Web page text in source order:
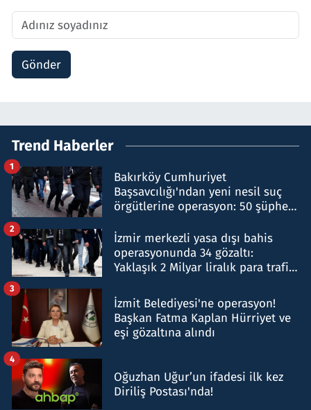
Gönder
Trend Haberler
Bakırköy Cumhuriyet
Başsavcılığı'ndan yeni nesil suç
örgütlerine operasyon: 50 şüpheli
1
İzmir merkezli yasa dışı bahis
operasyonunda 34 gözaltı:
Yaklaşık 2 Milyar liralık para trafiği
2
İzmit Belediyesi'ne operasyon!
Başkan Fatma Kaplan Hürriyet ve
eşi gözaltına alındı
3
Oğuzhan Uğur’un ifadesi ilk kez
Diriliş Postası'nda!
4